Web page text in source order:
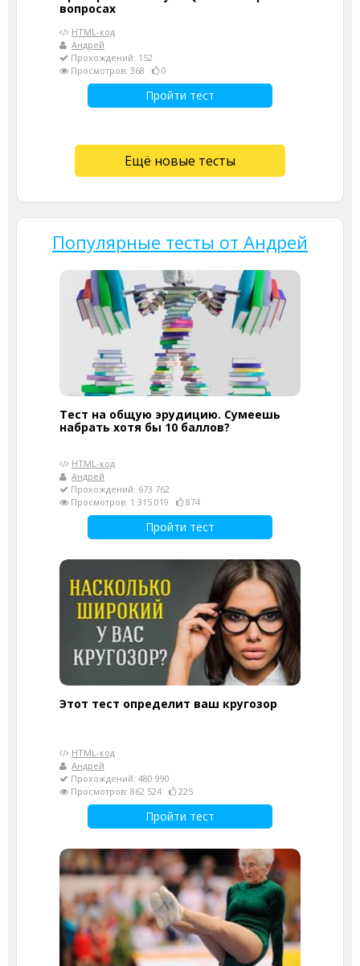
вопросах
HTML-код
Андрей
Прохождений: 152
Просмотров: 368
0
Пройти тест
Ещё новые тесты
Популярные тесты от Андрей
Тест на общую эрудицию. Сумеешь
набрать хотя бы 10 баллов?
HTML-код
Андрей
Прохождений: 673 762
Просмотров: 1 315 019
874
Пройти тест
Этот тест определит ваш кругозор
HTML-код
Андрей
Прохождений: 480 990
Просмотров: 862 524
225
Пройти тест